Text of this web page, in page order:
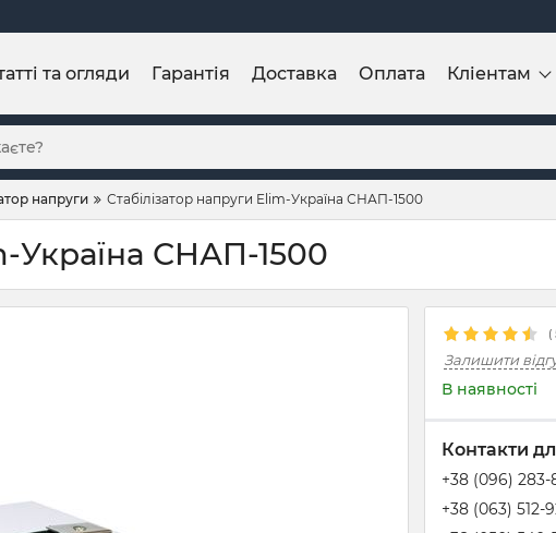
та огляди Гарантія Доставка Оплата Кліентам
напруги Стабілізатор напруги Elim-Україна СНАП-1500
Україна СНАП-1500
(
Залишити
В наявності
Контакти
+38 (096) 283-
+38 (063) 512-